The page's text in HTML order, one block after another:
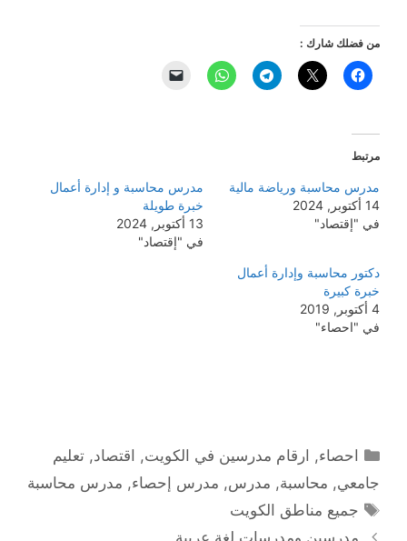
من فضلك شارك :
مرتبط
مدرس محاسبة ورياضة مالية
14 أكتوبر, 2024
في "إقتصاد"
مدرس محاسبة و إدارة أعمال
خبرة طويلة
13 أكتوبر, 2024
في "إقتصاد"
دكتور محاسبة وإدارة أعمال
خبرة كبيرة
4 أكتوبر, 2019
في "احصاء"
التصنيفات
احصاء, ارقام مدرسين في الكويت, اقتصاد,تعليم
جامعي, محاسبة, مدرس, مدرس إحصاء, مدرس محاسبة
الوسوم
جميع مناطق الكويت